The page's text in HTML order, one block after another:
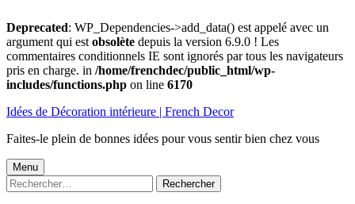
Deprecated: WP_Dependencies->add_data() est appelé avec un
argument qui est obsolète depuis la version 6.9.0 ! Les
commentaires conditionnels IE sont ignorés par tous les navigateurs
pris en charge. in /home/frenchdec/public_html/wp-
includes/functions.php on line 6170
au
Idées de Décoration intérieure | French Decor
Faites-le plein de bonnes idées pour vous sentir bien chez vous
Menu
principal
Menu
Rechercher :